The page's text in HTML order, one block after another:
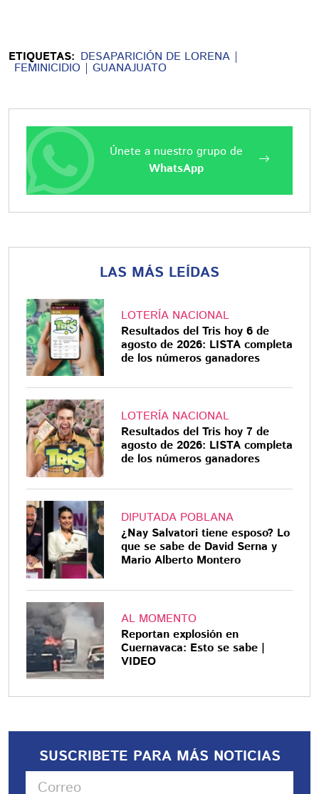
ETIQUETAS: DESAPARICIÓN DE LORENA
FEMINICIDIO GUANAJUATO
Únete a nuestro grupo de
WhatsApp
LAS MÁS LEÍDAS
LOTERÍA NACIONAL
Resultados del Tris hoy 6 de
agosto de 2026: LISTA completa
de los números ganadores
LOTERÍA NACIONAL
Resultados del Tris hoy 7 de
agosto de 2026: LISTA completa
de los números ganadores
DIPUTADA POBLANA
¿Nay Salvatori tiene esposo? Lo
que se sabe de David Serna y
Mario Alberto Montero
AL MOMENTO
Reportan explosión en
Cuernavaca: Esto se sabe |
VIDEO
SUSCRIBETE PARA MÁS NOTICIAS